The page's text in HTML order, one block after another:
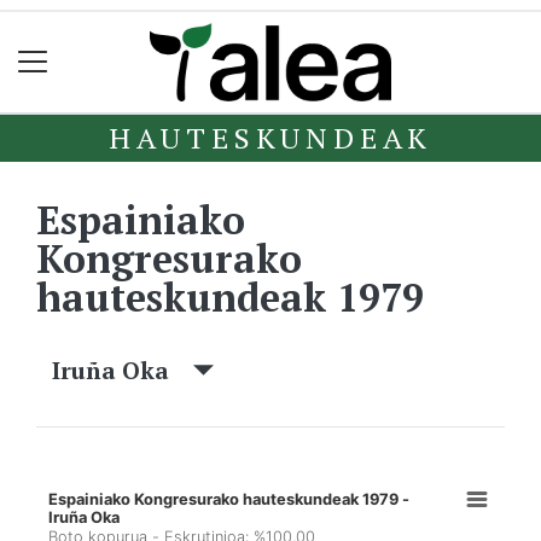
HAUTESKUNDEAK
Espainiako
Kongresurako
hauteskundeak 1979
Iruña Oka
Espainiako Kongresurako hauteskundeak 1979 -
Iruña Oka
Boto kopurua - Eskrutinioa: %100,00